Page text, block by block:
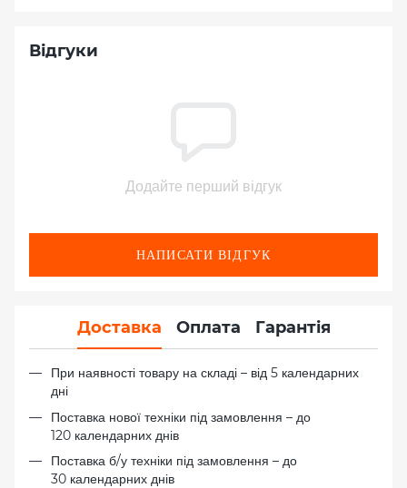
Відгуки
Додайте перший відгук
НАПИСАТИ ВІДГУК
Доставка Оплата Гарантія
При наявності товару на складі – від 5 календарних
дні
Поставка нової техніки під замовлення – до
120 календарних днів
Поставка б/у техніки під замовлення – до
30 календарних днів